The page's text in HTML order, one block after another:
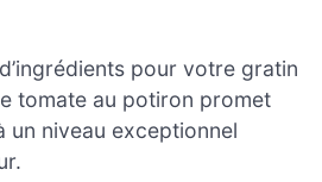
pour votre gratin
tomate au potiron promet
un niveau exceptionnel